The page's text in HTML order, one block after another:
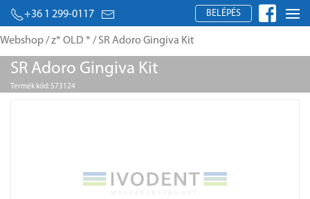
+36 1 299-0117 BELÉPÉS
Webshop/z* OLD * / SR Adoro Gingiva Kit
SR Adoro Gingiva Kit
Termék kód: 573124